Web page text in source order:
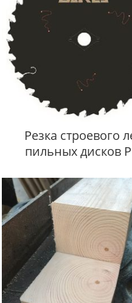
Резка строевого
пильных дисков